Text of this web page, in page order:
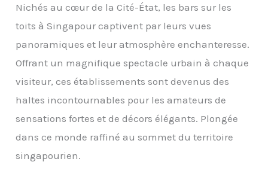
Nichés au cœur de la Cité-État, les bars sur les
toits à Singapour captivent par leurs vues
panoramiques et leur atmosphère enchanteresse.
Offrant un magnifique spectacle urbain à chaque
visiteur, ces établissements sont devenus des
haltes incontournables pour les amateurs de
sensations fortes et de décors élégants. Plongée
dans ce monde raffiné au sommet du territoire
singapourien.